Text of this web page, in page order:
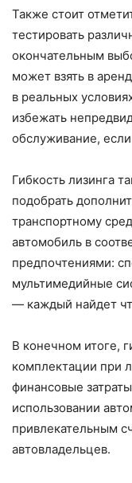
Также стоит
тестировать
окончательным
может взять в
в реальных
избежать
обслуживание,
Гибкость лизинга
подобрать
транспортному
автомобиль в
предпочтениями:
мультимедийные
— каждый найдет
В конечном итоге,
комплектации при
финансовые
использовании
привлекательным
автовладельцев.